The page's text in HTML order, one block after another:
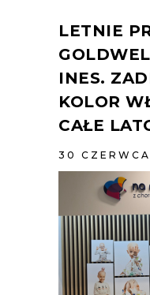
LETNIE
INES.
KOLOR
CAŁE
30